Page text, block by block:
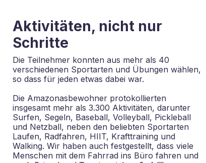
Aktivitäten, nicht nur
Schritte
Die Teilnehmer konnten aus mehr als 40
verschiedenen Sportarten und Übungen wählen,
so dass für jeden etwas dabei war.
Die Amazonasbewohner protokollierten
insgesamt mehr als 3.300 Aktivitäten, darunter
Surfen, Segeln, Baseball, Volleyball, Pickleball
und Netzball, neben den beliebten Sportarten
Laufen, Radfahren, HIIT, Krafttraining und
Walking. Wir haben auch festgestellt, dass viele
Menschen mit dem Fahrrad ins Büro fahren und